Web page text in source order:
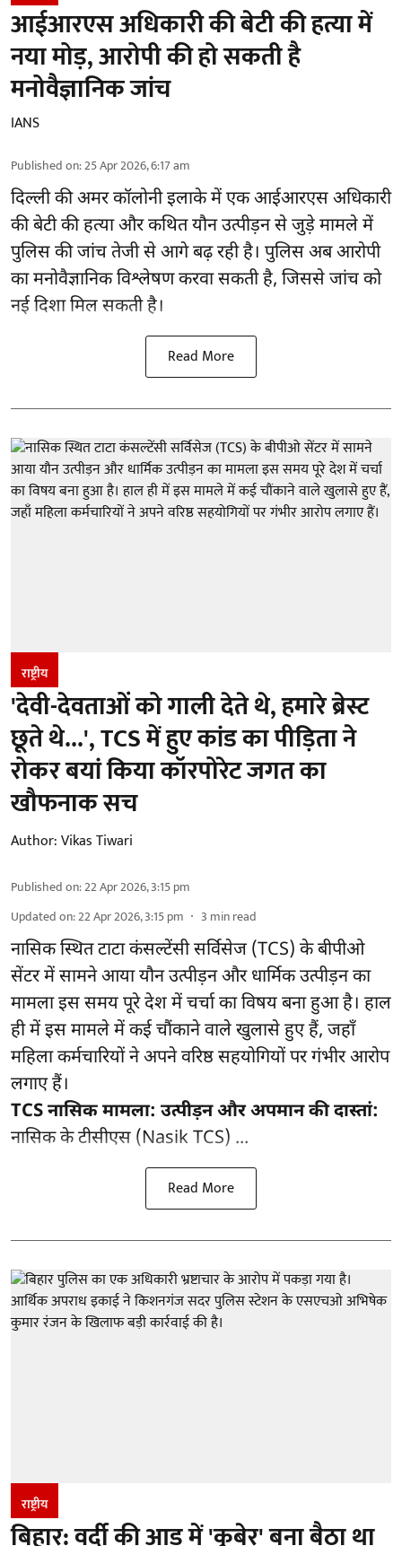
आईआरएस अधिकारी की बेटी की हत्या में
नया मोड़, आरोपी की हो सकती है
मनोवैज्ञानिक जांच
IANS
Published on:25 Apr 2026, 6:17 am
दिल्ली की अमर कॉलोनी इलाके में एक आईआरएस अधिकारी
की बेटी की हत्या और कथित यौन उत्पीड़न से जुड़े मामले में
पुलिस की जांच तेजी से आगे बढ़ रही है। पुलिस अब आरोपी
का मनोवैज्ञानिक विश्लेषण करवा सकती है, जिससे जांच को
नई दिशा मिल सकती है।
Read More
राष्ट्रीय
'देवी-देवताओं को गाली देते थे, हमारे ब्रेस्ट
छूते थे...', TCS में हुए कांड का पीड़िता ने
रोकर बयां किया कॉरपोरेट जगत का
खौफनाक सच
Author:Vikas Tiwari
Published on:22 Apr 2026, 3:15 pm
Updated on:22 Apr 2026, 3:15 pm 3 min read
नासिक स्थित टाटा कंसल्टेंसी सर्विसेज (TCS) के बीपीओ
सेंटर में सामने आया यौन उत्पीड़न और धार्मिक उत्पीड़न का
मामला इस समय पूरे देश में चर्चा का विषय बना हुआ है। हाल
ही में इस मामले में कई चौंकाने वाले खुलासे हुए हैं, जहाँ
महिला कर्मचारियों ने अपने वरिष्ठ सहयोगियों पर गंभीर आरोप
लगाए हैं।
TCS नासिक मामला: उत्पीड़न और अपमान की दास्तां:
नासिक के टीसीएस (Nasik TCS) ...
Read More
राष्ट्रीय